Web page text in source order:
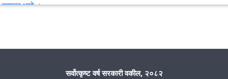
सम्पन्न भयो ।
जिल्ला न्यायाधिवक्ता श्री दीपेन्द्र दनुवारको संयोजक्तोमा समुदायमा सरकारी
कार्यालयको भवनमा सम्पन्न भयो ।सर्वोत्कृष्ट वर्ष सरकारी वकील, २०८२